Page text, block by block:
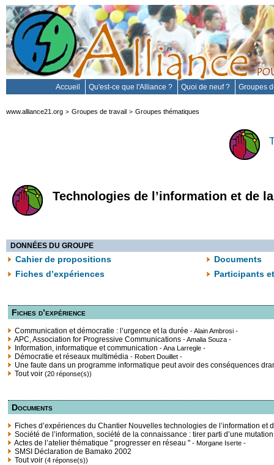
Accueil Qu'est-ce que l'Alliance ? Quoi de neuf ? Groupes
www.alliance21.org > Groupes de travail > Groupes thématiques
Technologies de l’information et de
DONNÉES DU GROUPE
Cahier de propositions
Documents
Fiches d’expériences
Participants
Fiches d’expérience
Communication et démocratie : l’urgence et la durée - Alain Ambrosi -
APC, Association for Progressive Communications - Amalia Souza -
Information, informatique et communication - Ana Larregle -
Démocratie et réseaux multimédia - Robert Douillet -
Une faute dans un programme informatique peut avoir des conséquences
Tout voir (20 réponse(s))
Documents
Fiches d’expériences du Chantier Nouvelles technologies de l’information et
Société de l’information, société de la connaissance : tirer parti d’une mutation
Actes de l’atelier thématique " progresser en réseau " - Morgane Iserte -
SMSI Déclaration de Bamako 2002
Tout voir (4 réponse(s))